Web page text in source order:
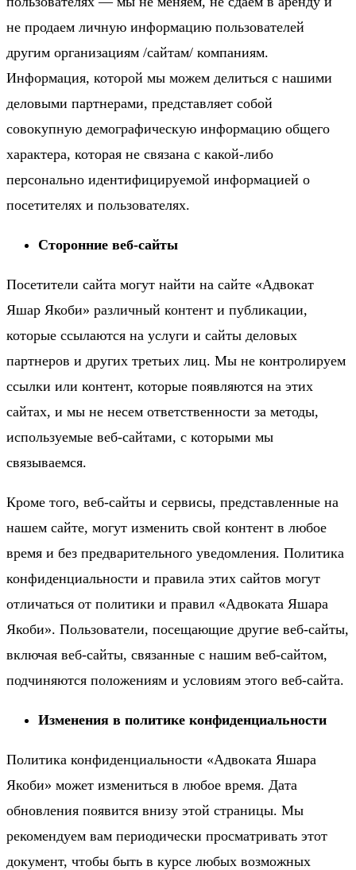
не продаем личную информацию пользователей
другим организациям /сайтам/ компаниям.
Информация, которой мы можем делиться с нашими
деловыми партнерами, представляет собой
совокупную демографическую информацию общего
характера, которая не связана с какой-либо
персонально идентифицируемой информацией о
посетителях и пользователях.
Сторонние веб-сайты
Посетители сайта могут найти на сайте «Адвокат
Яшар Якоби» различный контент и публикации,
которые ссылаются на услуги и сайты деловых
партнеров и других третьих лиц. Мы не контролируем
ссылки или контент, которые появляются на этих
сайтах, и мы не несем ответственности за методы,
используемые веб-сайтами, с которыми мы
связываемся.
Кроме того, веб-сайты и сервисы, представленные на
нашем сайте, могут изменить свой контент в любое
время и без предварительного уведомления. Политика
конфиденциальности и правила этих сайтов могут
отличаться от политики и правил «Адвоката Яшара
Якоби». Пользователи, посещающие другие веб-сайты,
включая веб-сайты, связанные с нашим веб-сайтом,
подчиняются положениям и условиям этого веб-сайта.
Изменения в политике конфиденциальности
Политика конфиденциальности «Адвоката Яшара
Якоби» может измениться в любое время. Дата
обновления появится внизу этой страницы. Мы
рекомендуем вам периодически просматривать этот
документ, чтобы быть в курсе любых возможных